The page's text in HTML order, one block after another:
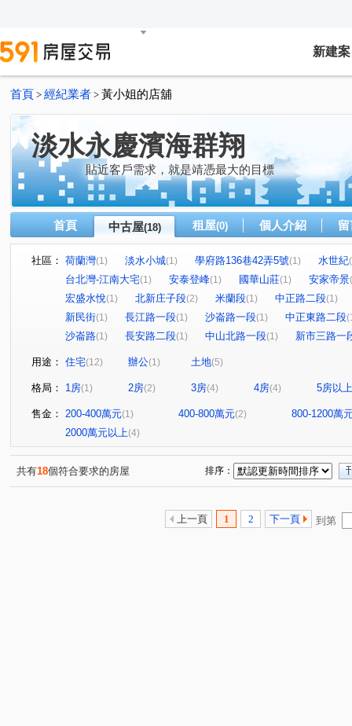
新建案
首頁 > 經紀業者 > 黃小姐的店舖
淡水永慶濱海群翔
貼近客戶需求，就是靖憑最大的目標
首頁 中古屋(18) 租屋(0) 個人介紹
社區： 荷蘭灣(1) 淡水小城(1) 學府路136巷42弄5號(1) 水世紀
台北灣-江南大宅(1) 安泰登峰(1) 國華山莊(1) 安家帝景
宏盛水悅(1) 北新庄子段(2) 米蘭段(1) 中正路二段(1)
新民街(1) 長江路一段(1) 沙崙路一段(1) 中正東路二段
沙崙路(1) 長安路二段(1) 中山北路一段(1) 新市三路一
用途： 住宅(12) 辦公(1) 土地(5)
格局： 1房(1) 2房(2) 3房(4) 4房(4) 5房以上
售金： 200-400萬元(1) 400-800萬元(2)
800-1200萬
2000萬元以上(4)
共有18個符合要求的房屋 排序：
上一頁 1 2 下一頁 到第